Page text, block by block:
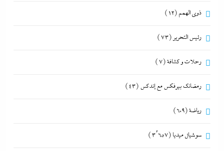
ذوى الهمم (12)
رئيس التحرير (73)
رحلات و كشافة(7)
رمضانك بيرفكس مع إندكس (43)
رياضة(609)
سوشيال ميديا (3٬657)